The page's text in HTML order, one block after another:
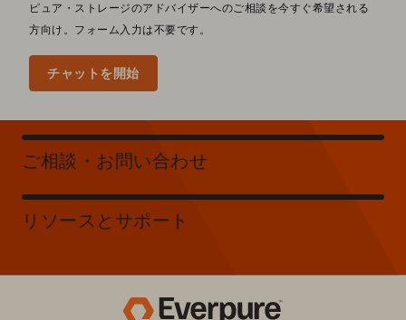
ピュア・ストレージのアドバイザーへのご相談を今すぐ希望される
方向け。フォーム入力は不要です。
チャットを開始
ご相談・お問い合わせ
リソースとサポート